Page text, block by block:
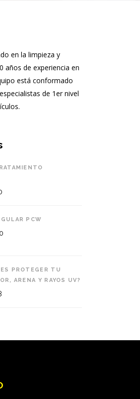
en la limpieza y
años de experiencia en
está conformado
de 1er nivel
PCW
PROTEGER TU
ARENA Y RAYOS UV?